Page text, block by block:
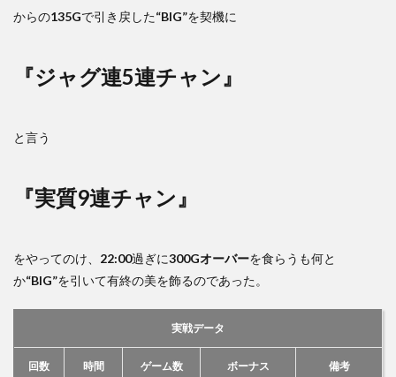
からの135Gで引き戻した“BIG”を契機に
『ジャグ連5連チャン』
と言う
『実質9連チャン』
をやってのけ、 22:00過ぎに300Gオーバーを食らうも何と
か“BIG”を引いて有終の美を飾るのであった。
実戦データ
回数 時間 ゲーム数 ボーナス 備考